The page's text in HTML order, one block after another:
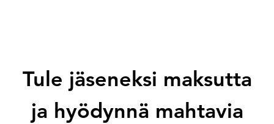
Tule jäseneksi maksutta
ja hyödynnä mahtavia